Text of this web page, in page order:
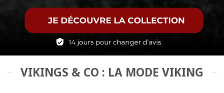
VIKINGS & CO : LA MODE VIKING